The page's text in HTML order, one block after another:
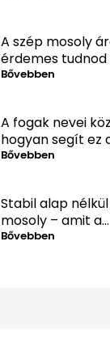
A szép mosoly
érdemes tudnod
fogpótlásról,
Bővebben
A fogak nevei
hogyan segít ez
csak „valami fáj
Bővebben
Stabil alap
mosoly – amit a
csontpótlásról
Bővebben